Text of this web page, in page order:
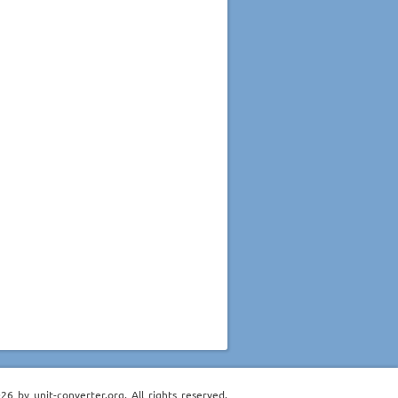
by unit-converter.org. All rights reserved.